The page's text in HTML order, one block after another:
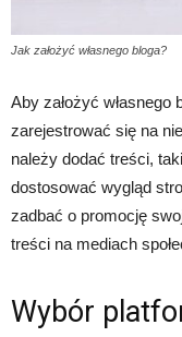
Jak założyć własnego bloga?
Aby założyć
zarejestrować się na
należy dodać treści,
dostosować wygląd
zadbać o promocję
treści na mediach
Wybór